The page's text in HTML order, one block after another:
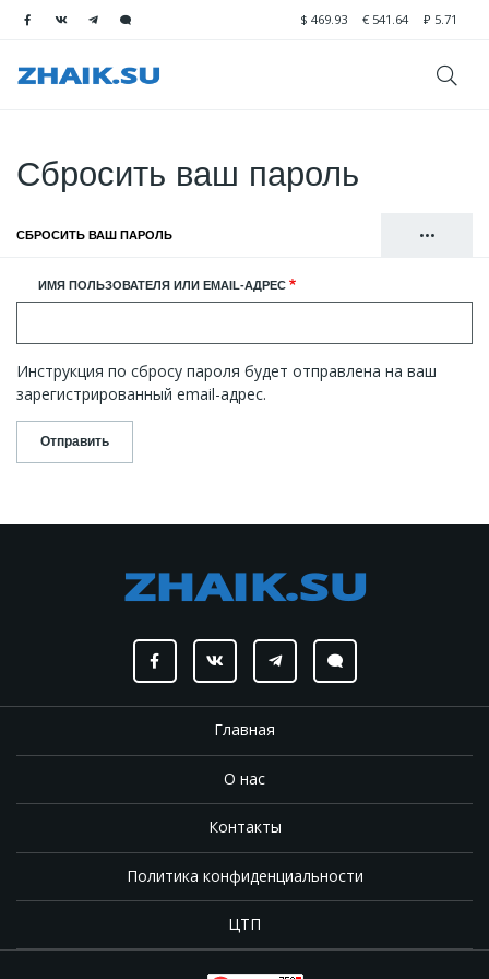
$ 469.93 € 541.64 ₽ 5.71
Сбросить ваш пароль
•••
вкладки
ВОЙТИ
СБРОСИТЬ ВАШ ПАРОЛЬ
ИМЯ ПОЛЬЗОВАТЕЛЯ ИЛИ EMAIL-АДРЕС
Инструкция по сбросу пароля будет отправлена на ваш
зарегистрированный email-адрес.
Главная
О нас
Контакты
Политика конфиденциальности
ЦТП